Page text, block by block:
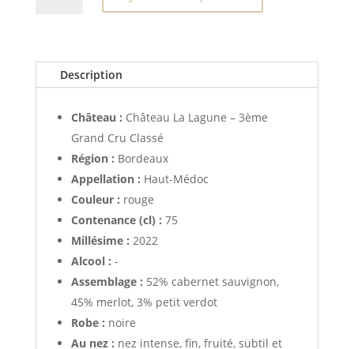
Description
Château : Château La Lagune – 3ème
Grand Cru Classé
Région : Bordeaux
Appellation : Haut-Médoc
Couleur : rouge
Contenance (cl) : 75
Millésime : 2022
Alcool : -
Assemblage : 52% cabernet sauvignon,
45% merlot, 3% petit verdot
Robe : noire
Au nez : nez intense, fin, fruité, subtil et